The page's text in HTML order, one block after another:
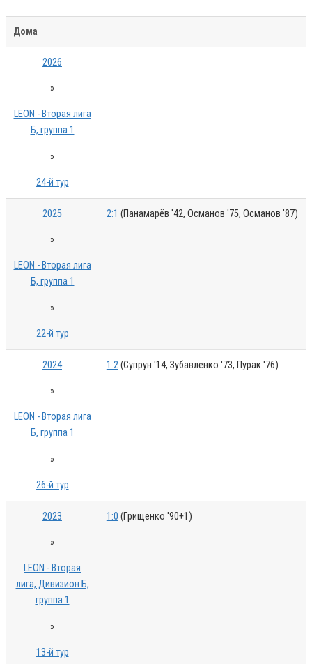
Дома
2026
»
LEON - Вторая лига
Б, группа 1
»
24-й тур
2025
»
LEON - Вторая лига
Б, группа 1
»
22-й тур
2:1 (Панамарёв '42, Османов '75, Османов '87)
2024
»
LEON - Вторая лига
Б, группа 1
»
26-й тур
1:2(Супрун '14, Зубавленко '73, Пурак '76)
2023
»
LEON - Вторая
лига, Дивизион Б,
группа 1
»
13-й тур
1:0 (Грищенко '90+1)